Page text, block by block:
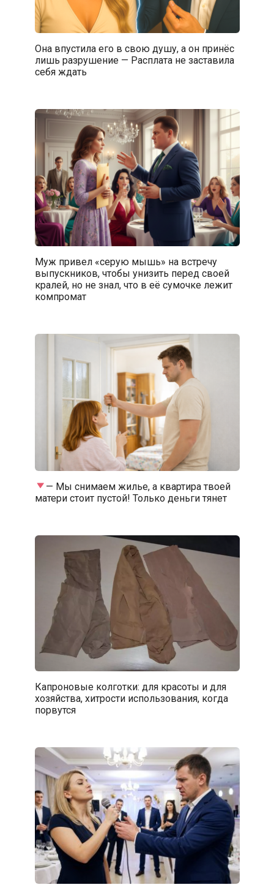
Она впустила его в свою душу, а он принёс
лишь разрушение — Расплата не заставила
себя ждать
Муж привел «серую мышь» на встречу
выпускников, чтобы унизить перед своей
кралей, но не знал, что в её сумочке лежит
компромат
— Мы снимаем жилье, а квартира твоей
матери стоит пустой! Только деньги тянет
Капроновые колготки: для красоты и для
хозяйства, хитрости использования, когда
порвутся